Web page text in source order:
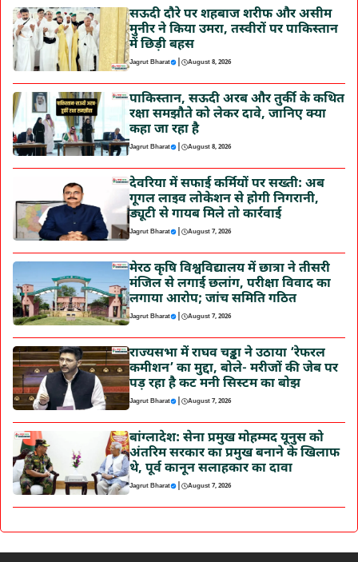
सऊदी दौरे पर शहबाज शरीफ और असीम
मुनीर ने किया उमरा, तस्वीरों पर पाकिस्तान
में छिड़ी बहस
Jagrut Bharat | August 8, 2026
पाकिस्तान, सऊदी अरब और तुर्की के कथित
रक्षा समझौते को लेकर दावे, जानिए क्या
कहा जा रहा है
Jagrut Bharat | August 8, 2026
देवरिया में सफाई कर्मियों पर सख्ती: अब
गूगल लाइव लोकेशन से होगी निगरानी,
ड्यूटी से गायब मिले तो कार्रवाई
Jagrut Bharat | August 7, 2026
मेरठ कृषि विश्वविद्यालय में छात्रा ने तीसरी
मंजिल से लगाई छलांग, परीक्षा विवाद का
लगाया आरोप; जांच समिति गठित
Jagrut Bharat | August 7, 2026
राज्यसभा में राघव चड्ढा ने उठाया ‘रेफरल
कमीशन’ का मुद्दा, बोले- मरीजों की जेब पर
पड़ रहा है कट मनी सिस्टम का बोझ
Jagrut Bharat | August 7, 2026
बांग्लादेश: सेना प्रमुख मोहम्मद यूनुस को
अंतरिम सरकार का प्रमुख बनाने के खिलाफ
थे, पूर्व कानून सलाहकार का दावा
Jagrut Bharat | August 7, 2026